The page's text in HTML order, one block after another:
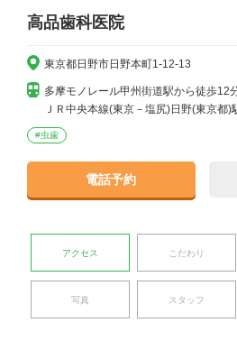
高品歯科医院
東京都日野市日野本町1-12-13
多摩モノレール甲州街道駅から徒歩12
ＪＲ中央本線(東京－塩尻)日野(東京都)
#虫歯
電話予約
アクセス こだわり
写真 スタッフ